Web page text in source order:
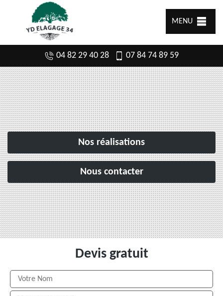
MENU
04 82 29 40 28 07 84 74 89 59
Nos réalisations
Nous contacter
Devis gratuit